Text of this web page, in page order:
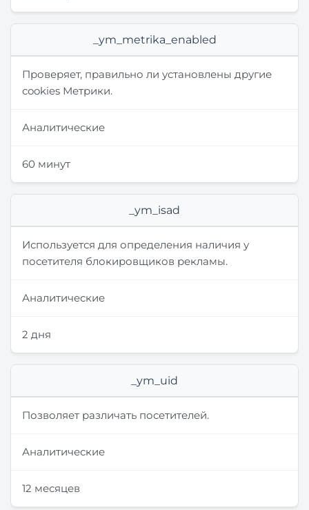
_ym_metrika_enabled
Проверяет, правильно ли установлены другие
cookies Метрики.
Аналитические
60 минут
_ym_isad
Используется для определения наличия у
посетителя блокировщиков рекламы.
Аналитические
2 дня
_ym_uid
Позволяет различать посетителей.
Аналитические
12 месяцев